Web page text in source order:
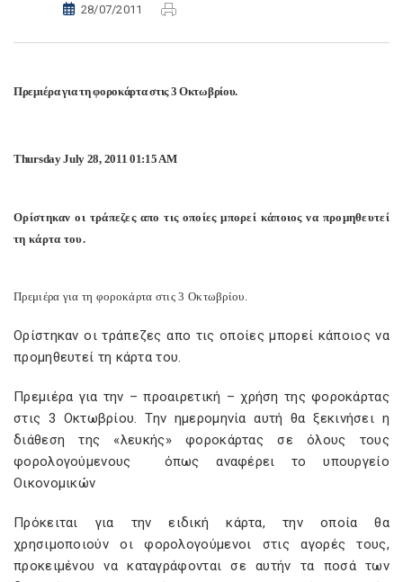
28/07/2011
Πρεμιέρα για τη φοροκάρτα στις 3 Οκτωβρίου.
Thursday July 28, 2011 01:15 AM
Ορίστηκαν οι τράπεζες απο τις οποίες μπορεί κάποιος να προμηθευτεί
τη κάρτα του.
Πρεμιέρα για τη φοροκάρτα στις 3 Οκτωβρίου.
Ορίστηκαν οι τράπεζες απο τις οποίες μπορεί κάποιος να
προμηθευτεί τη κάρτα του.
Πρεμιέρα για την – προαιρετική – χρήση της φοροκάρτας
στις 3 Οκτωβρίου. Την ημερομηνία αυτή θα ξεκινήσει η
διάθεση της «λευκής» φοροκάρτας σε όλους τους
φορολογούμενους όπως αναφέρει το υπουργείο
Οικονομικών
Πρόκειται για την ειδική κάρτα, την οποία θα
χρησιμοποιούν οι φορολογούμενοι στις αγορές τους,
προκειμένου να καταγράφονται σε αυτήν τα ποσά των